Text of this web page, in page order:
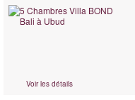
Voir les détails